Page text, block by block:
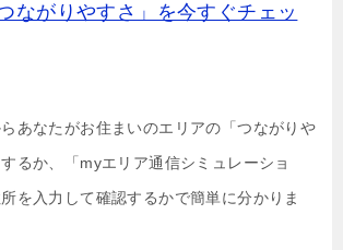
ながりやすさ」を今すぐチェッ
あなたがお住まいのエリアの「つながりや
るか、「myエリア通信シミュレーショ
を入力して確認するかで簡単に分かりま